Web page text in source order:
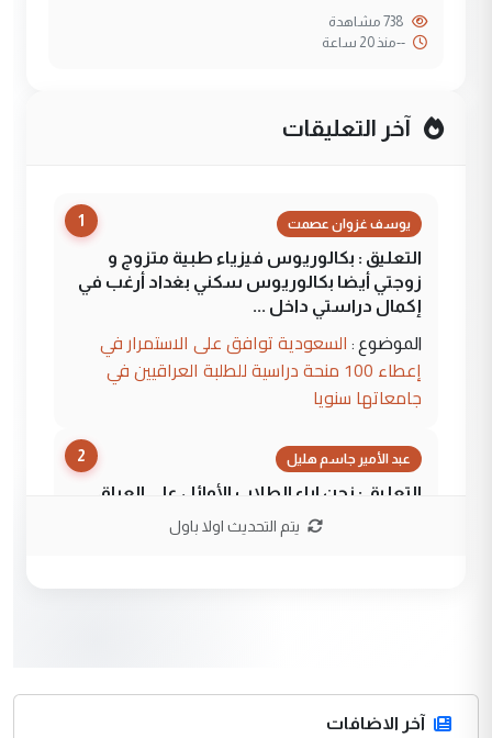
--منذ 20 ساعة
آخر التعليقات
1 يوسف غزوان عصمت
التعليق : بكالوريوس فيزياء طبية متزوج و
زوجتي أيضا بكالوريوس سكني بغداد أرغب في
إكمال دراستي داخل ...
الموضوع : السعودية توافق على الاستمرار في
إعطاء 100 منحة دراسية للطلبة العراقيين في
جامعاتها سنويا
2 عبد الأمير جاسم هليل
التعليق : نحن اباء الطلاب الأوائل على العراق
نتشرف بلقاء السيد احمد الصافي في العتبات
التعليق : قرار مستعجل جدا ولامصلحة فيه
للوزاره ولا للمواطن القرار الصائب يكون بعد
يتم التحديث اولا باول
آخر الاضافات